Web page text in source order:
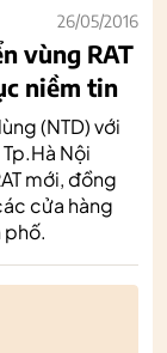
26/05/2016
vùng RAT
niềm tin
(NTD) với
Tp.Hà Nội
mới, đồng
cửa hàng
phố.